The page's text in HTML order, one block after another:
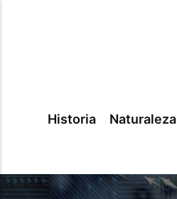
Historia Naturaleza